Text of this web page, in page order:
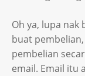
Oh ya, lupa nak
buat
pembelian
email. Email itu